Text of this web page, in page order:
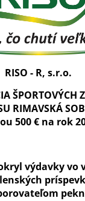
RISO - R, s.r.o.
ŠPORTOVÝCH
RIMAVSKÁ
500 € na rok
výdavky vo